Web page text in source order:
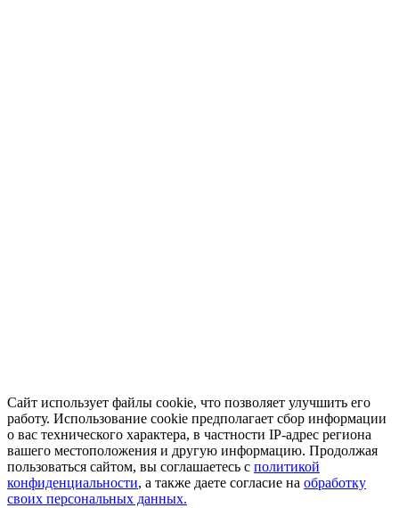
Сайт использует файлы cookie, что позволяет улучшить его
работу. Использование cookie предполагает сбор информации
о вас технического характера, в частности IP-адрес региона
вашего местоположения и другую информацию. Продолжая
пользоваться сайтом, вы соглашаетесь с политикой
конфиденциальности, а также даете согласие на обработку
своих персональных данных.